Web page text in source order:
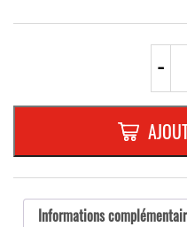
-
VIS
DE
Informations